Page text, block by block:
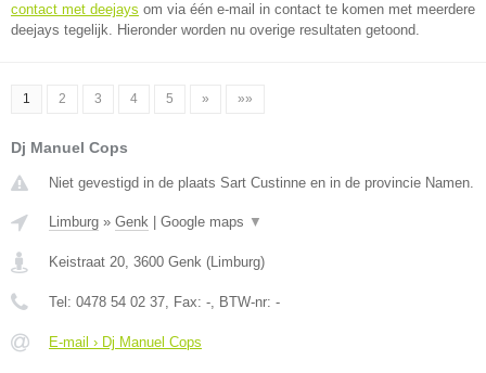
contact met deejays om via één e-mail in contact te komen met meerdere
deejays tegelijk. Hieronder worden nu overige resultaten getoond.
1 2 3 4 5 » »»
Dj Manuel Cops
Niet gevestigd in de plaats Sart Custinne en in de provincie Namen.
Limburg » Genk Google maps ▼
Keistraat 20, 3600 Genk (Limburg)
Tel: 0478 54 02 37, Fax: -, BTW-nr: -
E-mail › Dj Manuel Cops